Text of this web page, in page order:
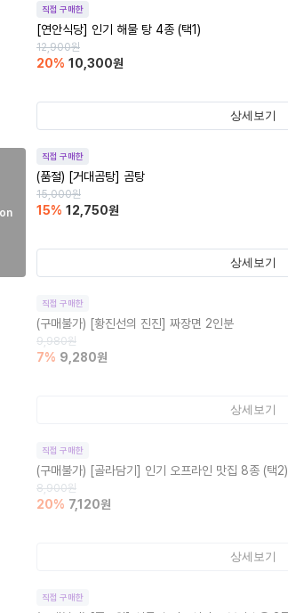
직접 구매한
[연안식당] 인기 해물 탕 4종 (택1)
12,900원
20% 10,300원
상세보기
직접 구매한
(품절) [거대곰탕] 곰탕
15,000원
15% 12,750원
상세보기
직접 구매한
(구매불가) [황진선의 진진] 짜장면 2인분
9,980원
7% 9,280원
상세보기
직접 구매한
(구매불가) [골라담기] 인기 오프라인 맛집 8종 (택2)
8,900원
20% 7,120원
상세보기
직접 구매한